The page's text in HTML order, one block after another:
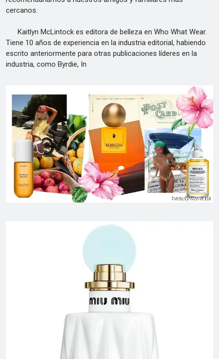
cercanos.
Kaitlyn McLintock es editora de belleza en Who What Wear.
Tiene 10 años de experiencia en la industria editorial, habiendo
escrito anteriormente para otras publicaciones líderes en la
industria, como Byrdie, In